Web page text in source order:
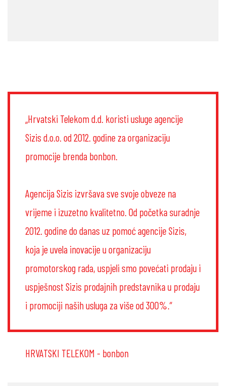
„Hrvatski Telekom d.d. koristi usluge agencije
Sizis d.o.o. od 2012. godine za organizaciju
promocije brenda bonbon.
Agencija Sizis izvršava sve svoje obveze na
vrijeme i izuzetno kvalitetno. Od početka suradnje
2012. godine do danas uz pomoć agencije Sizis,
koja je uvela inovacije u organizaciju
promotorskog rada, uspjeli smo povećati prodaju i
uspješnost Sizis prodajnih predstavnika u prodaju
i promociji naših usluga za više od 300%.“
HRVATSKI TELEKOM - bonbon